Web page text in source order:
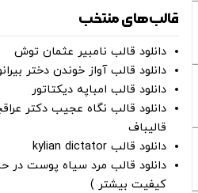
قالب‌های منتخب
دانلود قالب نامبیر عثمان ‌توش
دانلود قالب آواز خوندن دختر
دانلود قالب امباپه دیکتاتور
دانلود قالب نگاه عجیب دکتر
قالیباف
دانلود قالب kylian dictator
کیفیت بیشتر )